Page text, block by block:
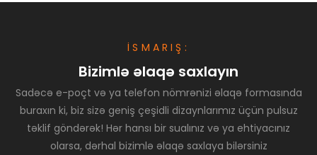
İSMARIŞ:
Bizimlə əlaqə saxlayın
Sadəcə e-poçt və ya telefon nömrənizi əlaqə formasında
buraxın ki, biz sizə geniş çeşidli dizaynlarımız üçün pulsuz
təklif göndərək! Hər hansı bir sualınız və ya ehtiyacınız
olarsa, dərhal bizimlə əlaqə saxlaya bilərsiniz